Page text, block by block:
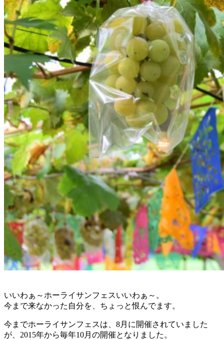
いいわぁ～ホーライサンフェスいいわぁ～。
今まで来なかった自分を、ちょっと恨んでます。
今までホーライサンフェスは、8月に開催されていました
が、2015年から毎年10月の開催となりました。